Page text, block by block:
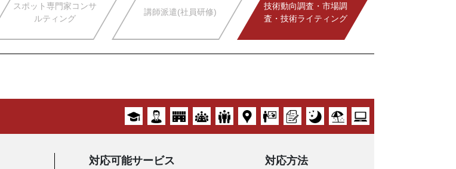
スポット専門家コンサ
ルティング
講師派遣(社員研修)
技術動向調査・市場調
査・技術ライティング
対応可能サービス 対応方法